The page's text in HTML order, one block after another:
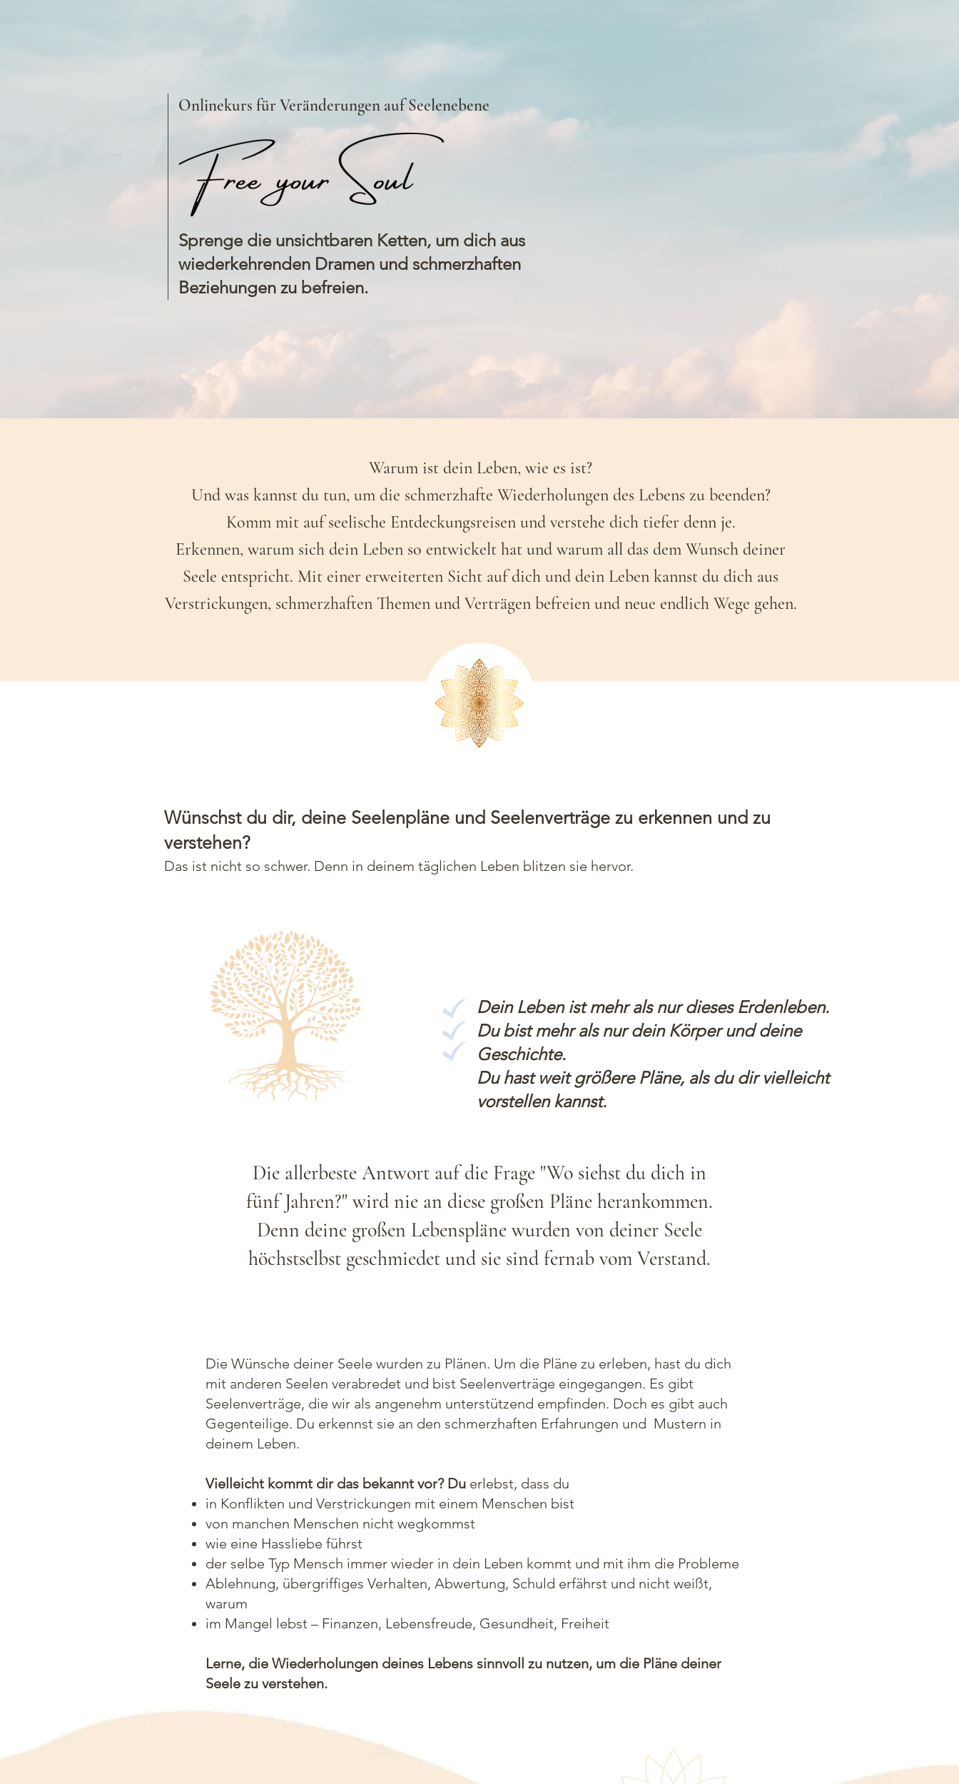
Onlinekurs für Veränderungen auf Seelenebene
Sprenge die unsichtbaren Ketten, um dich aus
wiederkehrenden Dramen und schmerzhaften
Beziehungen zu befreien.
Warum ist dein Leben, wie es ist?
Und was kannst du tun, um die schmerzhafte Wiederholungen des Lebens zu beenden?
Komm mit auf seelische Entdeckungsreisen und verstehe dich tiefer denn je.
Erkennen, warum sich dein Leben so entwickelt hat und warum all das dem Wunsch deiner
Seele entspricht. Mit einer erweiterten Sicht auf dich und dein Leben kannst du dich aus
Verstrickungen, schmerzhaften Themen und Verträgen befreien und neue endlich Wege gehen.
Wünschst du dir, deine Seelenpläne und Seelenverträge zu erkennen und zu
verstehen?
Das ist nicht so schwer. Denn in deinem täglichen Leben blitzen sie hervor.
Dein Leben ist mehr als nur dieses Erdenleben.
Du bist mehr als nur dein Körper und deine
Geschichte.
Du hast weit größere Pläne, als du dir vielleicht
vorstellen kannst.
Die allerbeste Antwort auf die Frage "Wo siehst du dich in
fünf Jahren?" wird nie an diese großen Pläne herankommen.
Denn deine großen Lebenspläne wurden von deiner Seele
höchstselbst geschmiedet und sie sind fernab vom Verstand.
Die Wünsche deiner Seele wurden zu Plänen. Um die Pläne zu erleben, hast du dich
mit anderen Seelen verabredet und bist Seelenverträge eingegangen. Es gibt
Seelenverträge, die wir als angenehm unterstützend empfinden. Doch es gibt auch
Gegenteilige. Du erkennst sie an den schmerzhaften Erfahrungen und Mustern in
deinem Leben.
Vielleicht kommt dir das bekannt vor? Du erlebst, dass du
in Konflikten und Verstrickungen mit einem Menschen bist
von manchen Menschen nicht wegkommst
wie eine Hassliebe führst
der selbe Typ Mensch immer wieder in dein Leben kommt und mit ihm die Probleme
Ablehnung, übergriffiges Verhalten, Abwertung, Schuld erfährst und nicht weißt,
warum
im Mangel lebst – Finanzen, Lebensfreude, Gesundheit, Freiheit
Lerne, die Wiederholungen deines Lebens sinnvoll zu nutzen, um die Pläne deiner
Seele zu verstehen.